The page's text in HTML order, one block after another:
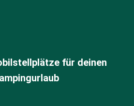
für deinen